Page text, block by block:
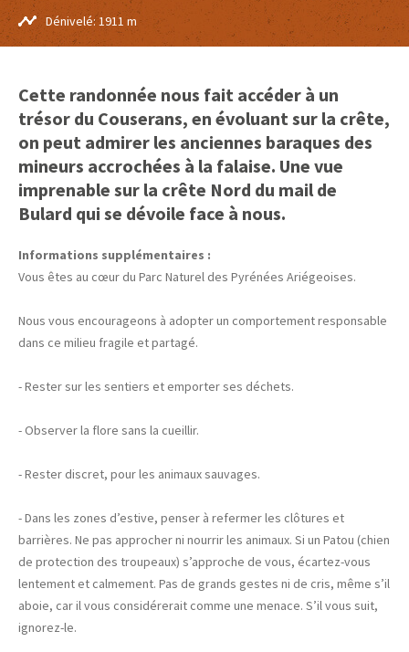
Dénivelé: 1911 m
Cette randonnée nous fait accéder à un
trésor du Couserans, en évoluant sur la crête,
on peut admirer les anciennes baraques des
mineurs accrochées à la falaise. Une vue
imprenable sur la crête Nord du mail de
Bulard qui se dévoile face à nous.
Informations supplémentaires :
Vous êtes au cœur du Parc Naturel des Pyrénées Ariégeoises.
Nous vous encourageons à adopter un comportement responsable
dans ce milieu fragile et partagé.
- Rester sur les sentiers et emporter ses déchets.
- Observer la flore sans la cueillir.
- Rester discret, pour les animaux sauvages.
- Dans les zones d’estive, penser à refermer les clôtures et
barrières. Ne pas approcher ni nourrir les animaux. Si un Patou (chien
de protection des troupeaux) s’approche de vous, écartez-vous
lentement et calmement. Pas de grands gestes ni de cris, même s’il
aboie, car il vous considérerait comme une menace. S’il vous suit,
ignorez-le.